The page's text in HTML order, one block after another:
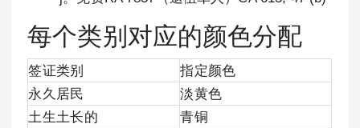
每个类别对应的颜色分配
签证类别
指定颜色
永久居民
淡黄色
土生土长的
青铜